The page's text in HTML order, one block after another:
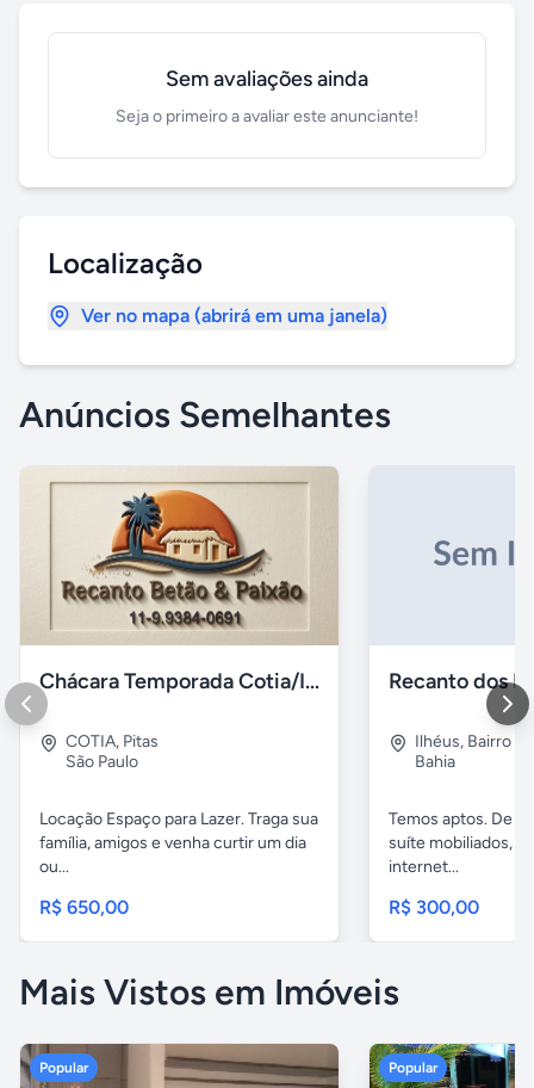
Sem avaliações ainda
Seja o primeiro a avaliar este anunciante!
Localização
Ver no mapa (abrirá em uma janela)
Anúncios Semelhantes
Chácara Temporada Cotia/Itapevi
COTIA, Pitas
São Paulo
Locação Espaço para Lazer. Traga sua
família, amigos e venha curtir um dia
ou...
R$ 650,00
Recanto dos
Ilhéus, Bairro
Bahia
Temos aptos. De
suíte mobiliados,
internet...
R$ 300,00
Mais Vistos em Imóveis
Popular Popular